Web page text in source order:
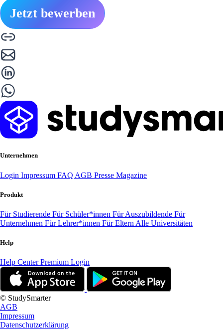
Jetzt bewerben
Unternehmen
Login Impressum FAQ AGB Presse Magazine
Produkt
Für Studierende Für Schüler*innen Für Auszubildende Für
Unternehmen Für Lehrer*innen Für Eltern Alle Universitäten
Help
Help CenterPremium Login
© StudySmarter
AGB
Impressum
Datenschutzerklärung